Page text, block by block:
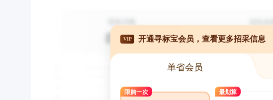
VIP 开通寻标宝会员，查看更多招采信息
单省会员
限购一次 最划算